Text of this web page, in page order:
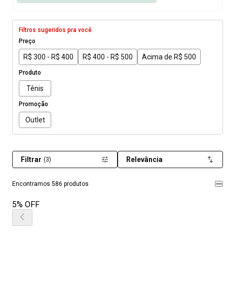
Filtros sugeridos pra você
Preço
R$ 300 - R$ 400 R$ 400 - R$ 500 Acima de R$ 500
Produto
Tênis
Promoção
Outlet
Encontramos 586 produtos
Filtrar (3) Relevância
5% OFF